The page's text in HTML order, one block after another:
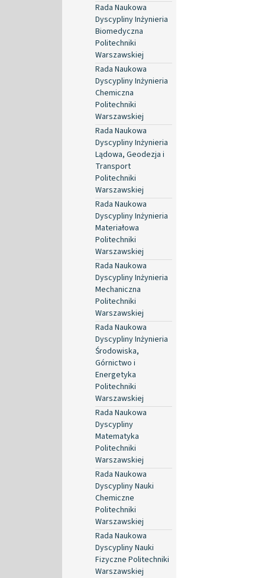
Rada Naukowa
Dyscypliny Inżynieria
Biomedyczna
Politechniki
Warszawskiej
Rada Naukowa
Dyscypliny Inżynieria
Chemiczna
Politechniki
Warszawskiej
Rada Naukowa
Dyscypliny Inżynieria
Lądowa, Geodezja i
Transport
Politechniki
Warszawskiej
Rada Naukowa
Dyscypliny Inżynieria
Materiałowa
Politechniki
Warszawskiej
Rada Naukowa
Dyscypliny Inżynieria
Mechaniczna
Politechniki
Warszawskiej
Rada Naukowa
Dyscypliny Inżynieria
Środowiska,
Górnictwo i
Energetyka
Politechniki
Warszawskiej
Rada Naukowa
Dyscypliny
Matematyka
Politechniki
Warszawskiej
Rada Naukowa
Dyscypliny Nauki
Chemiczne
Politechniki
Warszawskiej
Rada Naukowa
Dyscypliny Nauki
Fizyczne Politechniki
Warszawskiej